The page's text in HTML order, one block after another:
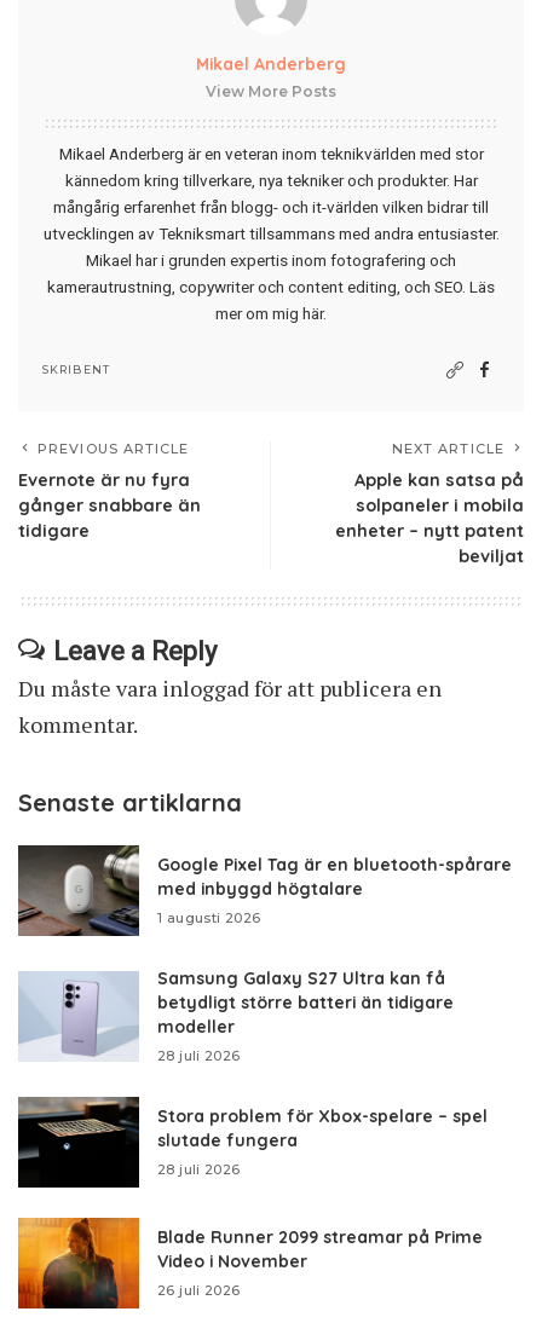
Mikael Anderberg
View More Posts
Mikael Anderberg är en veteran inom teknikvärlden med stor
kännedom kring tillverkare, nya tekniker och produkter. Har
mångårig erfarenhet från blogg- och it-världen vilken bidrar till
utvecklingen av Tekniksmart tillsammans med andra entusiaster.
Mikael har i grunden expertis inom fotografering och
kamerautrustning, copywriter och content editing, och SEO. Läs
mer om mig här.
SKRIBENT
PREVIOUS ARTICLE
Evernote är nu fyra
gånger snabbare än
tidigare
NEXT ARTICLE
Apple kan satsa på
solpaneler i mobila
enheter – nytt patent
beviljat
Leave a Reply
Du måste vara inloggad för att publicera en
kommentar.
Senaste artiklarna
Google Pixel Tag är en bluetooth-spårare
med inbyggd högtalare
1 augusti 2026
Samsung Galaxy S27 Ultra kan få
betydligt större batteri än tidigare
modeller
28 juli 2026
Stora problem för Xbox-spelare – spel
slutade fungera
28 juli 2026
Blade Runner 2099 streamar på Prime
Video i November
26 juli 2026